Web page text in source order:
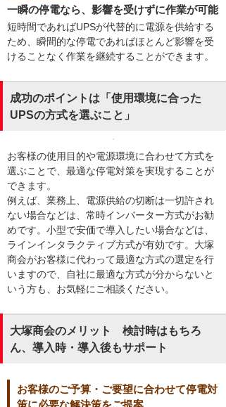
一瞬の停電なら、影響を受けずに作業が可能
短時間であればUPSが代替的に電源を供給する
ため、瞬間的な停電であればほとんど影響を受
けることなく作業を継続することができます。
成功のポイントは「使用環境に合った
UPSの方式を選ぶこと」
お客様の使用目的や電源環境に合わせて方式を
選ぶことで、最適な停電対策を実現することが
できます。
例えば、業務上、電源供給の切断は一切許され
ない場合などは、常時インバーター方式がお勧
めです。小型で安価で導入したい場合などは、
ラインインタラクティブ方式が有効です。大塚
商会がお客様に代わって最適な方式の選定を行
いますので、自社に最適な方式が分からないと
いう方も、お気軽にご相談ください。
大塚商会のメリット 検討時はもちろ
ん、導入時・導入後もサポート
お客様のご予算・ご要望に合わせて停電対
策に必要な解決策をご提案